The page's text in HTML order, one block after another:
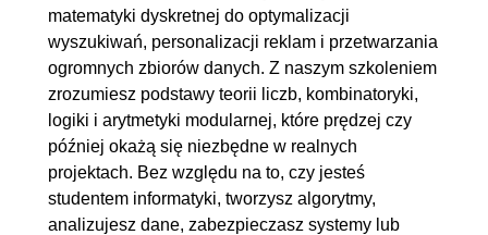
2.2. Równoliczność wybranych
zbiorów nieskończonych
2.3. Zbiory przeliczalne i
nieprzeliczalne
00:12:22
2.4. Przeliczalność zbioru liczb
wymiernych
2.5. Liczby pierwsze -
00:10:00
matematyki dyskretnej do optymalizacji
wyszukiwań, personalizacji reklam i przetwarzania
ogromnych zbiorów danych. Z naszym szkoleniem
zrozumiesz podstawy teorii liczb, kombinatoryki,
logiki i arytmetyki modularnej, które prędzej czy
później okażą się niezbędne w realnych
projektach. Bez względu na to, czy jesteś
studentem informatyki, tworzysz algorytmy,
analizujesz dane, zabezpieczasz systemy lub